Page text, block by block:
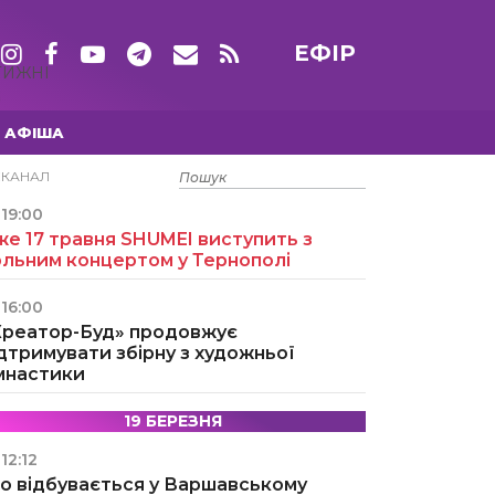
ЕФІР
АФІША
15 ТРАВНЯ
19:00
17 травня SHUMEI виступить з
концертом у Тернополі
16:00
Буд» продовжує
збірну з художньої
19 БЕРЕЗНЯ
12:12
відбувається у Варшавському